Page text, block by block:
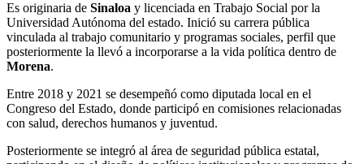
Es originaria de Sinaloa y licenciada en Trabajo Social por la
Universidad Autónoma del estado. Inició su carrera pública
vinculada al trabajo comunitario y programas sociales, perfil que
posteriormente la llevó a incorporarse a la vida política dentro de
Morena.
Entre 2018 y 2021 se desempeñó como diputada local en el
Congreso del Estado, donde participó en comisiones relacionadas
con salud, derechos humanos y juventud.
Posteriormente se integró al área de seguridad pública estatal,